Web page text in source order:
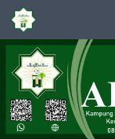
Skip to content